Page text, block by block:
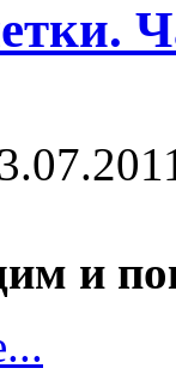
и